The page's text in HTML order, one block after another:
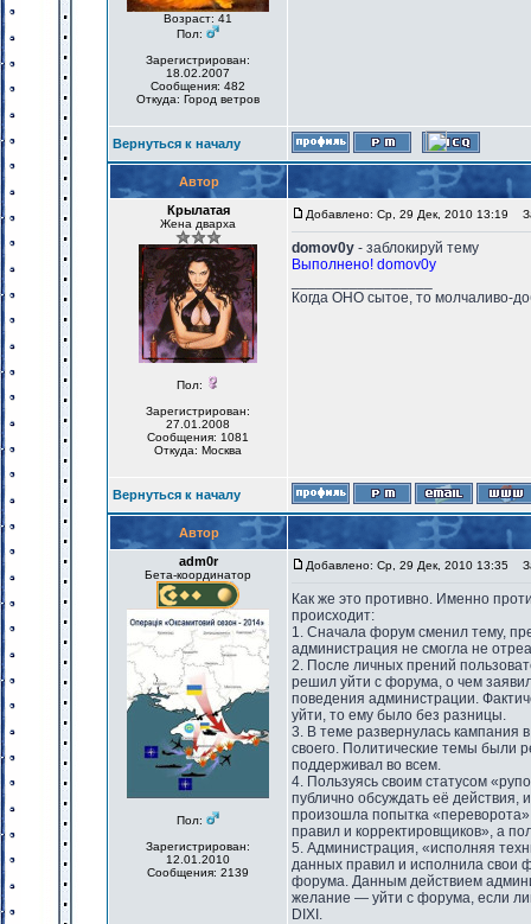
Возраст: 41
Пол:
Зарегистрирован:
18.02.2007
Сообщения: 482
Откуда: Город ветров
Вернуться к началу
Автор
Крылатая
Жена дварха
Пол:
Зарегистрирован:
27.01.2008
Сообщения: 1081
Откуда: Москва
Добавлено: Ср, 29 Дек, 2010 13:19
domov0y - заблокируй тему
Выполнено! domov0y
Когда ОНО сытое, то молчаливо-
Вернуться к началу
Автор
adm0r
Бета-координатор
Пол:
Зарегистрирован:
12.01.2010
Сообщения: 2139
Добавлено: Ср, 29 Дек, 2010 13:35
Как же это противно. Именно
происходит:
1. Сначала форум сменил тему,
администрация не смогла не
2. После личных прений
решил уйти с форума, о чем
поведения администрации.
уйти, то ему было без разницы.
3. В теме развернулась кампания
своего. Политические темы были
поддерживал во всем.
4. Пользуясь своим статусом
публично обсуждать её действия,
произошла попытка
правил и корректировщиков», а
5. Администрация, «исполняя
данных правил и исполнила свои
форума. Данным действием
желание — уйти с форума, если
DIXI.